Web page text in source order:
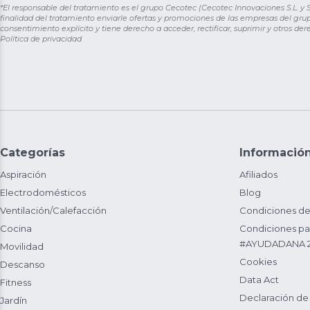
*El responsable del tratamiento es el grupo Cecotec (Cecotec Innovaciones S.L. y
finalidad del tratamiento enviarle ofertas y promociones de las empresas del
consentimiento explícito y tiene derecho a acceder, rectificar, suprimir y otros
Política de privacidad
Categorías
Aspiración
Electrodomésticos
Ventilación/Calefacción
Cocina
Movilidad
Descanso
Fitness
Jardín
Afiliados
Blog
Condiciones
Condiciones
#AYUDADANA
Cookies
Data Act
Declaración